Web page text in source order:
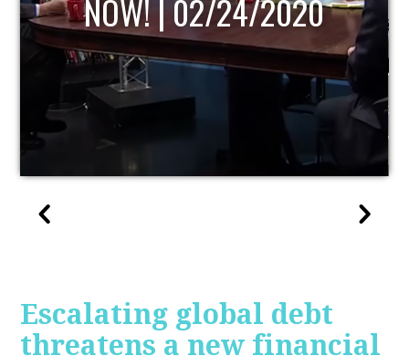
Escalating global debt
threatens a new financial